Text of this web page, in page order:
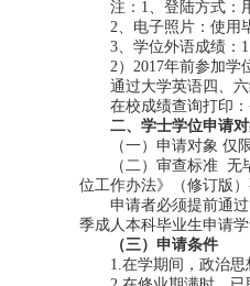
注：1、登陆方式：
2、电子照片：使用
3、学位外语成绩：
2）2017年前参加学
通过大学英语四、
在校成绩查询打印
二、学士学位申请
（一）申请对象 仅
（二）审查标准
位工作办法》（修订版）
申请者必须提前通
季成人本科毕业生申请
（三）申请条件
1.在学期间，政治